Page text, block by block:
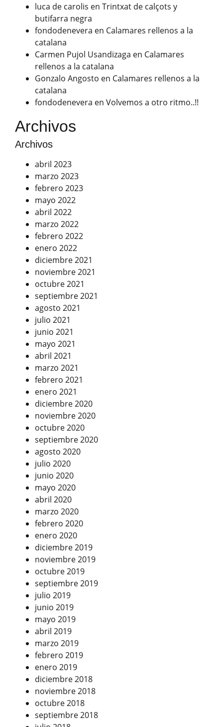
luca de carolis en Trintxat de calçots y
butifarra negra
fondodenevera en Calamares rellenos a la
catalana
Carmen Pujol Usandizaga en Calamares
rellenos a la catalana
Gonzalo Angosto en Calamares rellenos a la
catalana
fondodenevera en Volvemos a otro ritmo..!!
Archivos
Archivos
abril 2023
marzo 2023
febrero 2023
mayo 2022
abril 2022
marzo 2022
febrero 2022
enero 2022
diciembre 2021
noviembre 2021
octubre 2021
septiembre 2021
agosto 2021
julio 2021
junio 2021
mayo 2021
abril 2021
marzo 2021
febrero 2021
enero 2021
diciembre 2020
noviembre 2020
octubre 2020
septiembre 2020
agosto 2020
julio 2020
junio 2020
mayo 2020
abril 2020
marzo 2020
febrero 2020
enero 2020
diciembre 2019
noviembre 2019
octubre 2019
septiembre 2019
julio 2019
junio 2019
mayo 2019
abril 2019
marzo 2019
febrero 2019
enero 2019
diciembre 2018
noviembre 2018
octubre 2018
septiembre 2018